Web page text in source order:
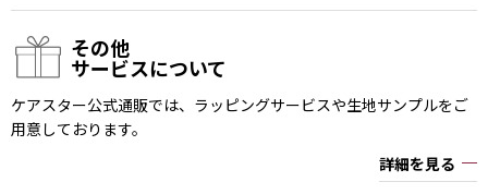
その他
サービスについて
ケアスター公式通販では、ラッピングサービスや生地サンプルをご
用意しております。
詳細を見る